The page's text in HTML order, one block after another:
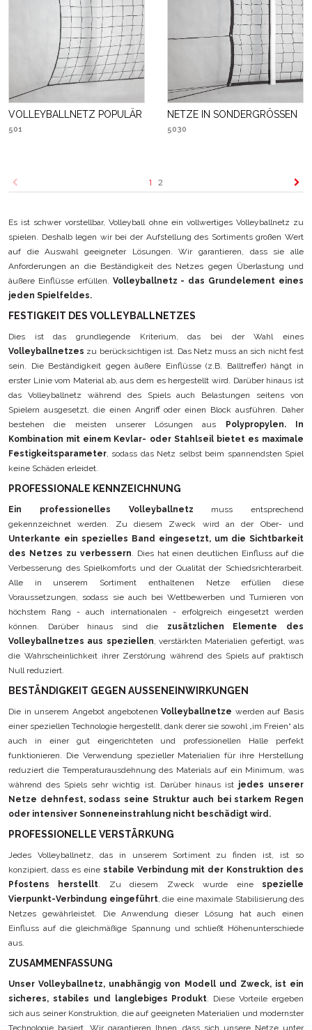
VOLLEYBALLNETZ POPULÄR
501
NETZE IN SONDERGRÖSSEN
5030
1 2
Es ist schwer vorstellbar, Volleyball ohne ein vollwertiges Volleyballnetz zu
spielen. Deshalb legen wir bei der Aufstellung des Sortiments großen Wert
auf die Auswahl geeigneter Lösungen. Wir garantieren, dass sie alle
Anforderungen an die Beständigkeit des Netzes gegen Überlastung und
äußere Einflüsse erfüllen. Volleyballnetz - das Grundelement eines
jeden Spielfeldes.
FESTIGKEIT DES VOLLEYBALLNETZES
Dies ist das grundlegende Kriterium, das bei der Wahl eines
Volleyballnetzes zu berücksichtigen ist. Das Netz muss an sich nicht fest
sein. Die Beständigkeit gegen äußere Einflüsse (z.B. Balltreffer) hängt in
erster Linie vom Material ab, aus dem es hergestellt wird. Darüber hinaus ist
das Volleyballnetz während des Spiels auch Belastungen seitens von
Spielern ausgesetzt, die einen Angriff oder einen Block ausführen. Daher
bestehen die meisten unserer Lösungen aus
Polypropylen. In
Kombination mit einem Kevlar- oder Stahlseil bietet es maximale
Festigkeitsparameter, sodass das Netz selbst beim spannendsten Spiel
keine Schäden erleidet.
PROFESSIONALE KENNZEICHNUNG
Ein professionelles Volleyballnetz muss entsprechend
gekennzeichnet werden. Zu diesem Zweck wird an der Ober- und
Unterkante ein spezielles Band eingesetzt, um die Sichtbarkeit
des Netzes zu verbessern. Dies hat einen deutlichen Einfluss auf die
Verbesserung des Spielkomforts und der Qualität der Schiedsrichterarbeit.
Alle in unserem Sortiment enthaltenen Netze erfüllen diese
Voraussetzungen, sodass sie auch bei Wettbewerben und Turnieren von
höchstem Rang - auch internationalen - erfolgreich eingesetzt werden
können. Darüber hinaus sind die zusätzlichen Elemente des
Volleyballnetzes aus speziellen, verstärkten Materialien gefertigt, was
die Wahrscheinlichkeit ihrer Zerstörung während des Spiels auf praktisch
Null reduziert.
BESTÄNDIGKEIT GEGEN AUSSENEINWIRKUNGEN
Die in unserem Angebot angebotenenVolleyballnetze werden auf Basis
einer speziellen Technologie hergestellt, dank derer sie sowohl „im Freien“ als
auch in einer gut eingerichteten und professionellen Halle perfekt
funktionieren. Die Verwendung spezieller Materialien für ihre Herstellung
reduziert die Temperaturausdehnung des Materials auf ein Minimum, was
während des Spiels sehr wichtig ist. Darüber hinaus ist jedes unserer
Netze dehnfest, sodass seine Struktur auch bei starkem Regen
oder intensiver Sonneneinstrahlung nicht beschädigt wird.
PROFESSIONELLE VERSTÄRKUNG
Jedes Volleyballnetz, das in unserem Sortiment zu finden ist, ist so
konzipiert, dass es eine stabile Verbindung mit der Konstruktion des
Pfostens herstellt. Zu diesem Zweck wurde einespezielle
Vierpunkt-Verbindung eingeführt, die eine maximale Stabilisierung des
Netzes gewährleistet. Die Anwendung dieser Lösung hat auch einen
Einfluss auf die gleichmäßige Spannung und schließt Höhenunterschiede
aus.
ZUSAMMENFASSUNG
Unser Volleyballnetz, unabhängig von Modell und Zweck, ist ein
sicheres, stabiles und langlebiges Produkt. Diese Vorteile ergeben
sich aus seiner Konstruktion, die auf geeigneten Materialien und modernster
Technologie basiert. Wir garantieren Ihnen, dass sich unsere Netze unter